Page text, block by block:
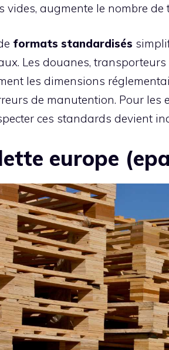
vides, augmente le nombre
formats standardisés
Les douanes,
les dimensions
de manutention. Pour
ces standards devient
europe